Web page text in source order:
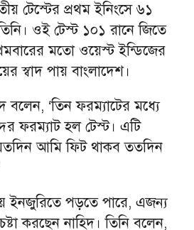
টেস্টের প্রথম ইনিংসে ৬১
ওই টেস্ট ১০১ রানে জিতে
মতো ওয়েস্ট ইন্ডিজের
স্বাদ পায় বাংলাদেশ।
বলেন, ‘তিন ফরম্যাটের মধ্যে
ফরম্যাট হল টেস্ট। এটি
যতদিন আমি ফিট থাকব ততদিন
ইনজুরিতে পড়তে পারে, এজন্য
করছেন নাহিদ। তিনি বলেন,